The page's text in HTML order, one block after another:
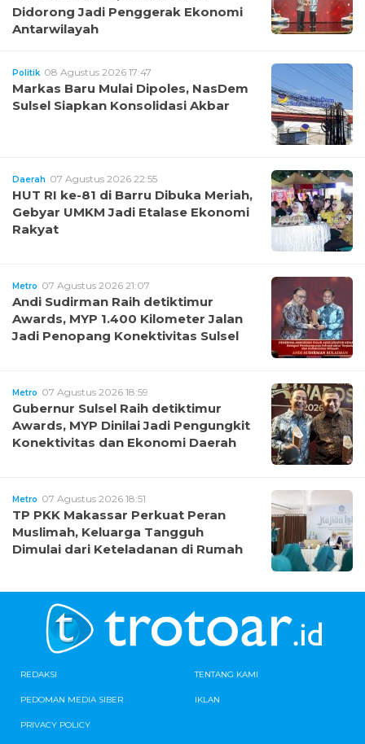
Didorong Jadi Penggerak Ekonomi
Antarwilayah
Politik 08 Agustus 2026 17:47
Markas Baru Mulai Dipoles, NasDem
Sulsel Siapkan Konsolidasi Akbar
Daerah 07 Agustus 2026 22:55
HUT RI ke-81 di Barru Dibuka Meriah,
Gebyar UMKM Jadi Etalase Ekonomi
Rakyat
Metro 07 Agustus 2026 21:07
Andi Sudirman Raih detiktimur
Awards, MYP 1.400 Kilometer Jalan
Jadi Penopang Konektivitas Sulsel
Metro 07 Agustus 2026 18:59
Gubernur Sulsel Raih detiktimur
Awards, MYP Dinilai Jadi Pengungkit
Konektivitas dan Ekonomi Daerah
Metro 07 Agustus 2026 18:51
TP PKK Makassar Perkuat Peran
Muslimah, Keluarga Tangguh
Dimulai dari Keteladanan di Rumah
REDAKSI TENTANG KAMI
PEDOMAN MEDIA SIBER IKLAN
PRIVACY POLICY